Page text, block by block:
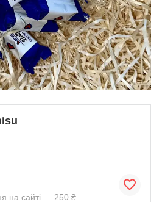
на сайті — 250 ₴